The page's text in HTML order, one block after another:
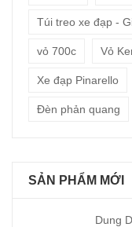
Túi treo xe đạp -
vỏ 700c Vỏ
Xe đạp Pinarello
Đèn phản quang
SẢN PHẨM MỚI
Dung